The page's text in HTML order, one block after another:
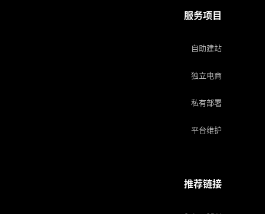
服务项目
自助建站
独立电商
私有部署
平台维护
推荐链接